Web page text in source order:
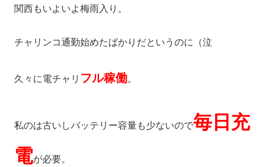
関西もいよいよ梅雨入り。
チャリンコ通勤始めたばかりだというのに（泣
久々に電チャリ フル稼働。
私のは古いしバッテリー容量も少ないので毎日充
電が必要。